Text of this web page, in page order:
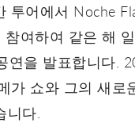
어에서 Noche
여하여 같은 해
연을 발표합니다.
가 쇼와 그의 새로
니다.